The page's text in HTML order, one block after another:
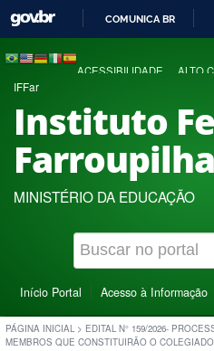
COMUNICA BR
ACESSIBILIDADE ALTO
IFFar
Instituto
Farroupilha
MINISTÉRIO DA EDUCAÇÃO
Início Portal Acesso à Informação
PÁGINA INICIAL > EDITAL N° 159/2026-
MEMBROS QUE CONSTITUIRÃO O